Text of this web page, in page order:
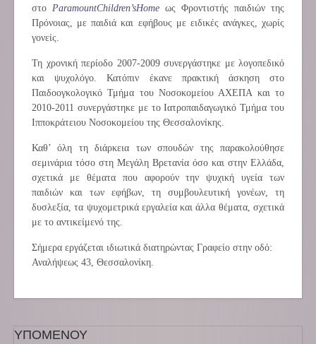
στο ParamountChildren’sHome ως Φροντιστής παιδιών της
Πρόνοιας, με παιδιά και εφήβους με ειδικές ανάγκες, χωρίς
γονείς.
Τη χρονική περίοδο 2007-2009 συνεργάστηκε με λογοπεδικό
και ψυχολόγο. Κατόπιν έκανε πρακτική άσκηση στο
Παιδοογκολογικό Τμήμα του Νοσοκομείου ΑΧΕΠΑ και το
2010-2011 συνεργάστηκε με το Ιατροπαιδαγωγικό Τμήμα του
Ιπποκράτειου Νοσοκομείου της Θεσσαλονίκης.
Καθ’ όλη τη διάρκεια των σπουδών της παρακολούθησε
σεμινάρια τόσο στη Μεγάλη Βρετανία όσο και στην Ελλάδα,
σχετικά με θέματα που αφορούν την ψυχική υγεία των
παιδιών και των εφήβων, τη συμβουλευτική γονέων, τη
δυσλεξία, τα ψυχομετρικά εργαλεία και άλλα θέματα, σχετικά
με το αντικείμενό της.
Σήμερα εργάζεται ιδιωτικά διατηρώντας Γραφείο στην οδό:
Αναλήψεως 43, Θεσσαλονίκη.
ΥΠΟΜΕΝΟΥ